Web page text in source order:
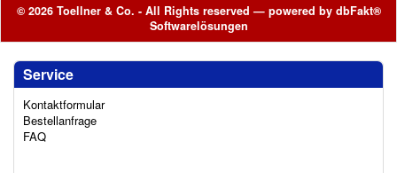
© 2026 Toellner & Co. - All Rights reserved — powered by dbFakt®
Softwarelösungen
Service
Kontaktformular
Bestellanfrage
FAQ